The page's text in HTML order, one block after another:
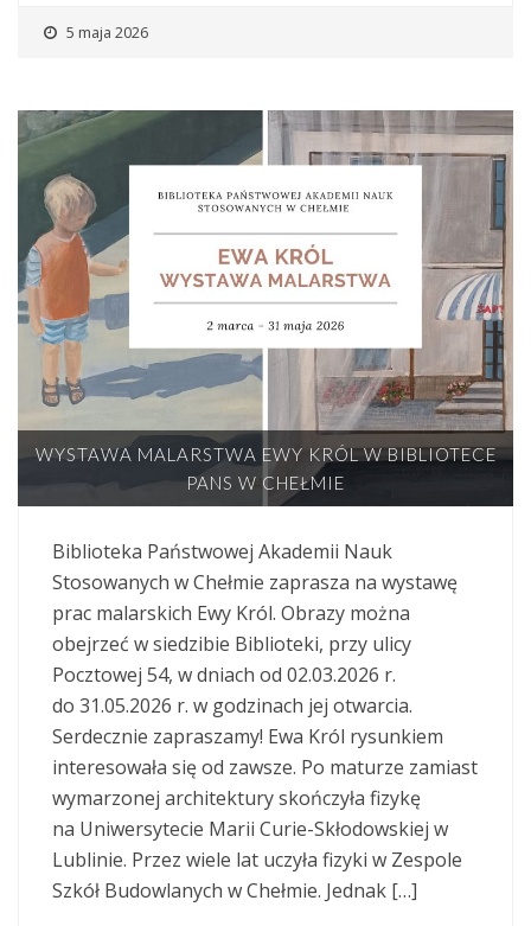
5 maja 2026
WYSTAWA MALARSTWA EWY KRÓL W BIBLIOTECE
PANS W CHEŁMIE
Biblioteka Państwowej Akademii Nauk
Stosowanych w Chełmie zaprasza na wystawę
prac malarskich Ewy Król. Obrazy można
obejrzeć w siedzibie Biblioteki, przy ulicy
Pocztowej 54, w dniach od 02.03.2026 r.
do 31.05.2026 r. w godzinach jej otwarcia.
Serdecznie zapraszamy! Ewa Król rysunkiem
interesowała się od zawsze. Po maturze zamiast
wymarzonej architektury skończyła fizykę
na Uniwersytecie Marii Curie-Skłodowskiej w
Lublinie. Przez wiele lat uczyła fizyki w Zespole
Szkół Budowlanych w Chełmie. Jednak […]